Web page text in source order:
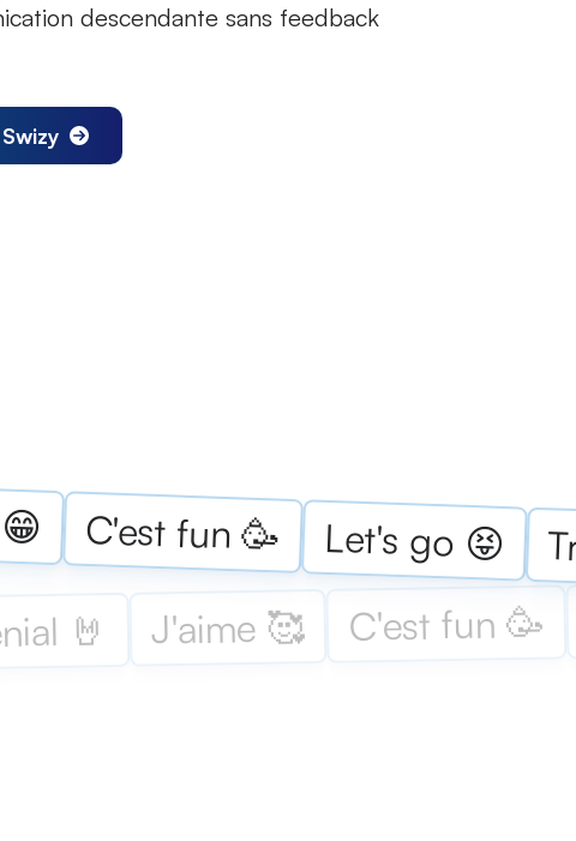
descendante sans feedback
C'est fun 🥳 Let's go 😝
🤘 J'aime 🥰 C'est fun 🥳